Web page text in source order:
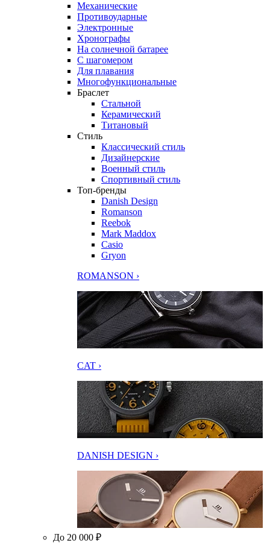
Механические
Противоударные
Электронные
Хронографы
На солнечной батарее
С шагомером
Для плавания
Многофункциональные
Браслет
Стальной
Керамический
Титановый
Стиль
Классический стиль
Дизайнерские
Военный стиль
Спортивный стиль
Топ-бренды
Danish Design
Romanson
Reebok
Mark Maddox
Casio
Gryon
ROMANSON ›
CAT ›
DANISH DESIGN ›
До 20 000 ₽